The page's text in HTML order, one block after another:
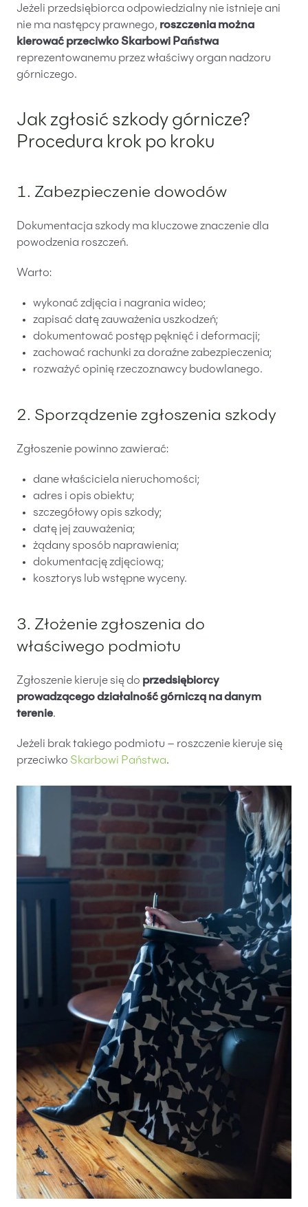
Jeżeli przedsiębiorca odpowiedzialny nie istnieje ani
nie ma następcy prawnego, roszczenia można
kierować przeciwko Skarbowi Państwa
reprezentowanemu przez właściwy organ nadzoru
górniczego.
Jak zgłosić szkody górnicze?
Procedura krok po kroku
1. Zabezpieczenie dowodów
Dokumentacja szkody ma kluczowe znaczenie dla
powodzenia roszczeń.
Warto:
wykonać zdjęcia i nagrania wideo;
zapisać datę zauważenia uszkodzeń;
dokumentować postęp pęknięć i deformacji;
zachować rachunki za doraźne zabezpieczenia;
rozważyć opinię rzeczoznawcy budowlanego.
2. Sporządzenie zgłoszenia szkody
Zgłoszenie powinno zawierać:
dane właściciela nieruchomości;
adres i opis obiektu;
szczegółowy opis szkody;
datę jej zauważenia;
żądany sposób naprawienia;
dokumentację zdjęciową;
kosztorys lub wstępne wyceny.
3. Złożenie zgłoszenia do
właściwego podmiotu
Zgłoszenie kieruje się do przedsiębiorcy
prowadzącego działalność górniczą na danym
terenie.
Jeżeli brak takiego podmiotu – roszczenie kieruje się
przeciwko Skarbowi Państwa.